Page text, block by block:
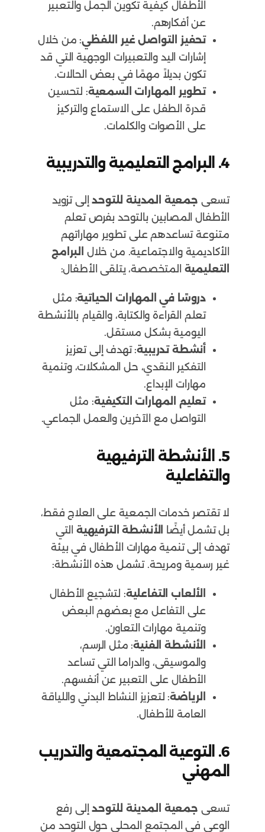
الأطفال كيفية تكوين الجمل والتعبير
عن أفكارهم.
تحفيز التواصل غير اللفظي: من خلال
إشارات اليد والتعبيرات الوجهية التي قد
تكون بديلاً مهمًا في بعض الحالات.
تطوير المهارات السمعية: لتحسين
قدرة الطفل على الاستماع والتركيز
على الأصوات والكلمات.
4. البرامج التعليمية والتدريبية
تسعى جمعية المدينة للتوحدإلى تزويد
الأطفال المصابين بالتوحد بفرص تعلم
متنوعة تساعدهم على تطوير مهاراتهم
الأكاديمية والاجتماعية. من خلال
البرامج
التعليمية المتخصصة، يتلقى الأطفال:
دروسًا في المهارات الحياتية: مثل
تعلم القراءة والكتابة، والقيام بالأنشطة
اليومية بشكل مستقل.
أنشطة تدريبية: تهدف إلى تعزيز
التفكير النقدي، حل المشكلات، وتنمية
مهارات الإبداع.
تعليم المهارات التكيفية: مثل
التواصل مع الآخرين والعمل الجماعي.
5.
الأنشطة الترفيهية
والتفاعلية
لا تقتصر خدمات الجمعية على العلاج فقط،
بل تشمل أيضًا
الأنشطة الترفيهية التي
تهدف إلى تنمية مهارات الأطفال في بيئة
غير رسمية ومريحة. تشمل هذه الأنشطة:
الألعاب التفاعلية: لتشجيع الأطفال
على التفاعل مع بعضهم البعض
وتنمية مهارات التعاون.
الأنشطة الفنية: مثل الرسم،
والموسيقى، والدراما التي تساعد
الأطفال على التعبير عن أنفسهم.
الرياضة: لتعزيز النشاط البدني واللياقة
العامة للأطفال.
6.
التوعية المجتمعية والتدريب
المهني
تسعى جمعية المدينة للتوحدإلى رفع
الوعي في المجتمع المحلي حول التوحد من